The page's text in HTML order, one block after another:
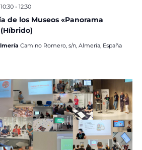
de los Museos «Panorama
- 12:30
Camino Romero, s/n, Almería, España